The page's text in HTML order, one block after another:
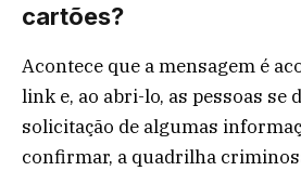
cartões?
Acontece que a mensagem é
link e, ao abri-lo, as pessoas se
solicitação de algumas
confirmar, a quadrilha